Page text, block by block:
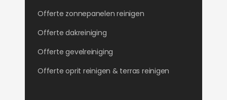
Offerte zonnepanelen reinigen
Offerte dakreiniging
Offerte gevelreiniging
Offerte oprit reinigen & terras reinigen